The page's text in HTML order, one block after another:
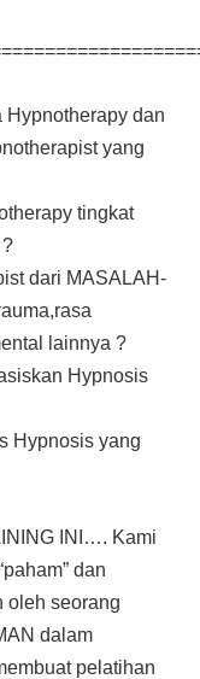
dan
yang
tingkat
dari MASALAH-
lainnya ?
Hypnosis
Hypnosis yang
INI…. Kami
dan
oleh seorang
dalam
pelatihan